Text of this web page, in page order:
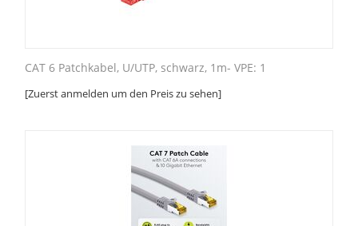
CAT 6 Patchkabel, U/UTP, schwarz, 1m- VPE: 1
[Zuerst anmelden um den Preis zu sehen]